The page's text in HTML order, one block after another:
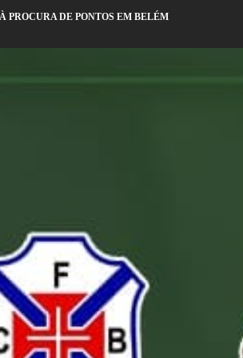
PROCURA DE PONTOS EM BELÉM